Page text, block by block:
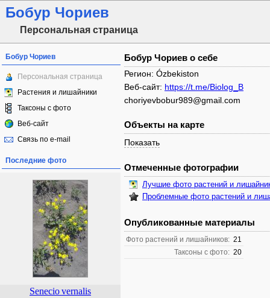
Бобур Чориев
Персональная страница
Бобур Чориев
Персональная страница
Растения и лишайники
Таксоны с фото
Веб-сайт
Связь по e-mail
Последние фото
Seneciovernalis
Бобур Чориев о себе
Регион: Ózbekiston
Веб-сайт: https://t.me/Biolog_B
choriyevbobur989@gmail.com
Объекты на карте
Показать
Отмеченные фотографии
Лучшие фото растений и
Проблемные фото растений и
Опубликованные материалы
Фото растений и лишайников: 21
Таксоны с фото: 20